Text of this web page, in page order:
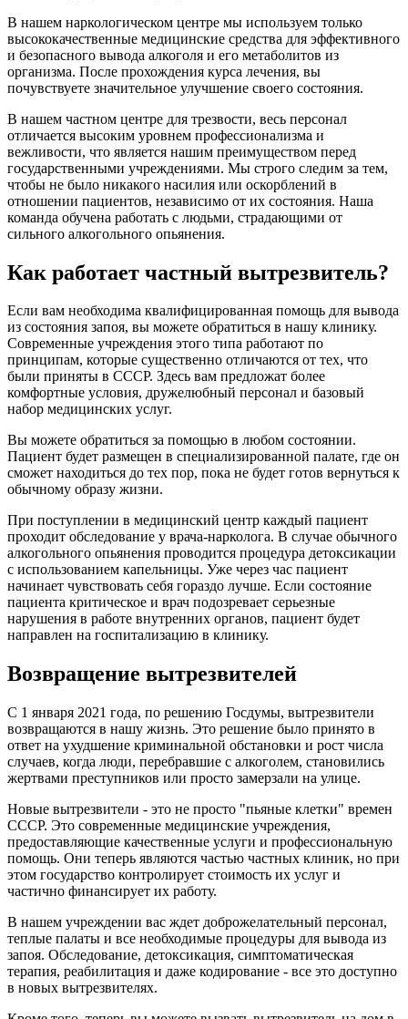
В нашем наркологическом центре мы используем только
высококачественные медицинские средства для эффективного
и безопасного вывода алкоголя и его метаболитов из
организма. После прохождения курса лечения, вы
почувствуете значительное улучшение своего состояния.
В нашем частном центре для трезвости, весь персонал
отличается высоким уровнем профессионализма и
вежливости, что является нашим преимуществом перед
государственными учреждениями. Мы строго следим за тем,
чтобы не было никакого насилия или оскорблений в
отношении пациентов, независимо от их состояния. Наша
команда обучена работать с людьми, страдающими от
сильного алкогольного опьянения.
Как работает частный вытрезвитель?
Если вам необходима квалифицированная помощь для вывода
из состояния запоя, вы можете обратиться в нашу клинику.
Современные учреждения этого типа работают по
принципам, которые существенно отличаются от тех, что
были приняты в СССР. Здесь вам предложат более
комфортные условия, дружелюбный персонал и базовый
набор медицинских услуг.
Вы можете обратиться за помощью в любом состоянии.
Пациент будет размещен в специализированной палате, где он
сможет находиться до тех пор, пока не будет готов вернуться к
обычному образу жизни.
При поступлении в медицинский центр каждый пациент
проходит обследование у врача-нарколога. В случае обычного
алкогольного опьянения проводится процедура детоксикации
с использованием капельницы. Уже через час пациент
начинает чувствовать себя гораздо лучше. Если состояние
пациента критическое и врач подозревает серьезные
нарушения в работе внутренних органов, пациент будет
направлен на госпитализацию в клинику.
Возвращение вытрезвителей
С 1 января 2021 года, по решению Госдумы, вытрезвители
возвращаются в нашу жизнь. Это решение было принято в
ответ на ухудшение криминальной обстановки и рост числа
случаев, когда люди, перебравшие с алкоголем, становились
жертвами преступников или просто замерзали на улице.
Новые вытрезвители - это не просто "пьяные клетки" времен
СССР. Это современные медицинские учреждения,
предоставляющие качественные услуги и профессиональную
помощь. Они теперь являются частью частных клиник, но при
этом государство контролирует стоимость их услуг и
частично финансирует их работу.
В нашем учреждении вас ждет доброжелательный персонал,
теплые палаты и все необходимые процедуры для вывода из
запоя. Обследование, детоксикация, симптоматическая
терапия, реабилитация и даже кодирование - все это доступно
в новых вытрезвителях.